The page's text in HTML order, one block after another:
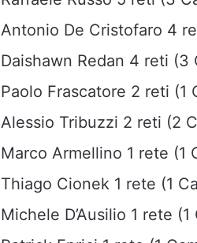
Antonio De Cristofaro 4
Daishawn Redan 4 reti (3
Paolo Frascatore 2 reti (1
Alessio Tribuzzi 2 reti (2
Marco Armellino 1 rete (1
Thiago Cionek 1 rete (1
Michele D’Ausilio 1 rete